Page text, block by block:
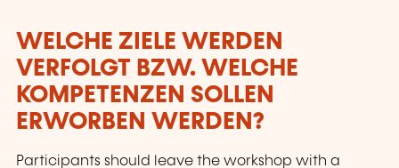
WELCHE ZIELE WERDEN
VERFOLGT BZW. WELCHE
KOMPETENZEN SOLLEN
ERWORBEN WERDEN?
Participants should leave the workshop with a